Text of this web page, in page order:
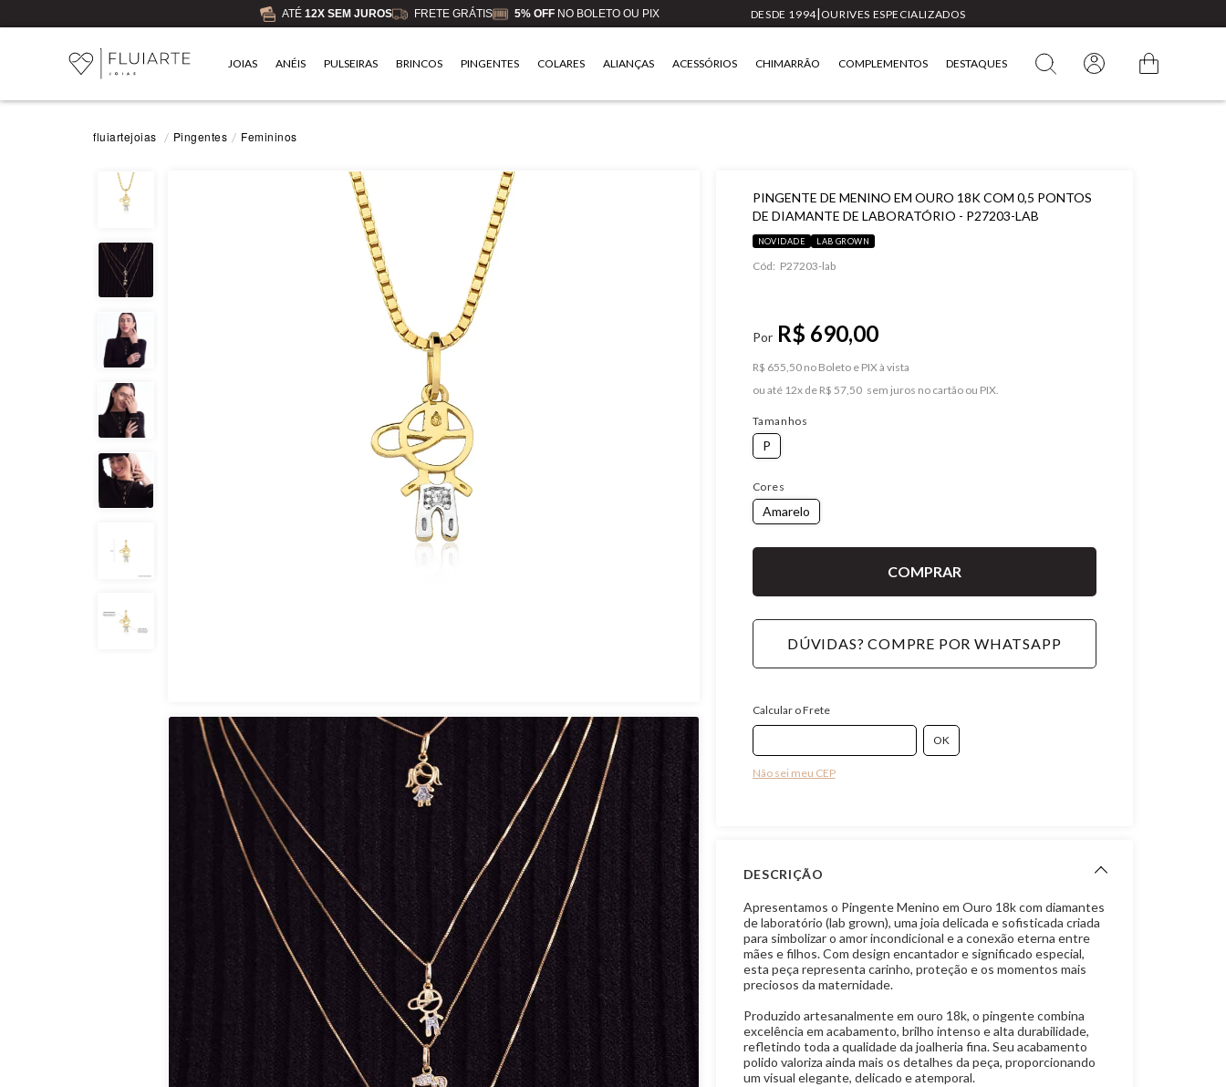
ATÉ 12X SEM JUROS FRETE GRÁTIS 5% OFFNO BOLETO OU PIX DESDE 1994| OURIVES ESPECIALIZADOS
JOIAS ANÉIS PULSEIRAS BRINCOS PINGENTES COLARES ALIANÇAS ACESSÓRIOS CHIMARRÃO COMPLEMENTOS DESTAQUES
fluiartejoias Pingentes Femininos
PINGENTE DE MENINO EM OURO 18K COM 0,5 PONTOS
DE DIAMANTE DE LABORATÓRIO - P27203-LAB
NOVIDADE LAB GROWN
Cód: P27203-lab
R$ 690,00
R$ 655,50 no Boleto e PIX
ou
12xde R$ 57,50
Tamanhos
P
Cores
Amarelo
DÚVIDAS? COMPRE POR WHATSAPP
Calcular o Frete
Não sei meu CEP
DESCRIÇÃO
Apresentamos o Pingente Menino em Ouro 18k com diamantes
de laboratório (lab grown), uma joia delicada e sofisticada criada
para simbolizar o amor incondicional e a conexão eterna entre
mães e filhos. Com design encantador e significado especial,
esta peça representa carinho, proteção e os momentos mais
preciosos da maternidade.
Produzido artesanalmente em ouro 18k, o pingente combina
excelência em acabamento, brilho intenso e alta durabilidade,
refletindo toda a qualidade da joalheria fina. Seu acabamento
polido valoriza ainda mais os detalhes da peça, proporcionando
um visual elegante, delicado e atemporal.